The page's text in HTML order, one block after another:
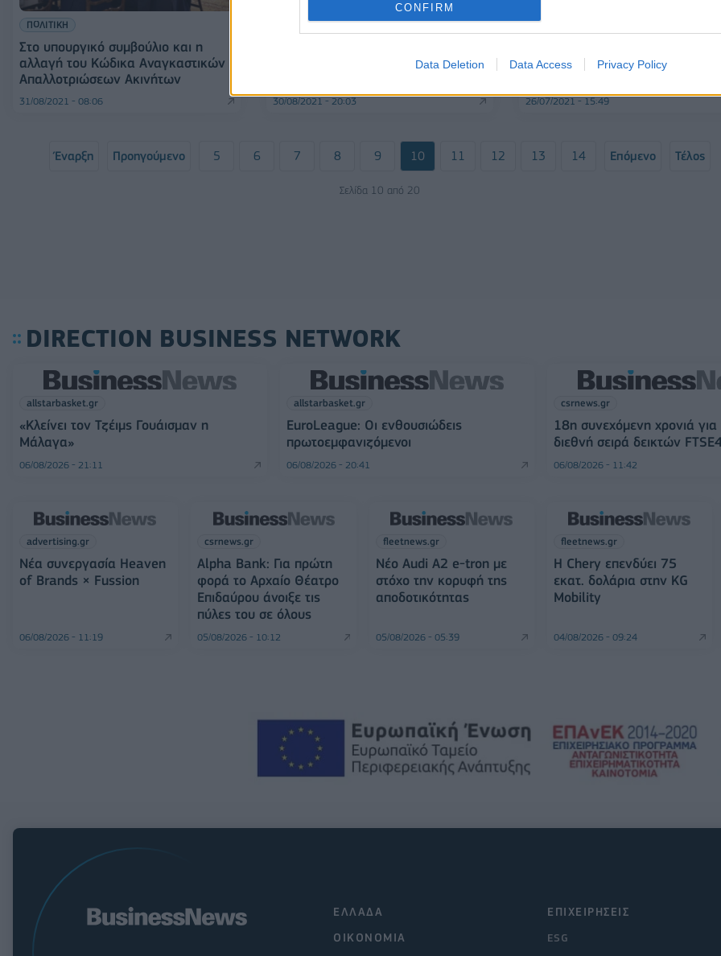
CONFIRM
Data Deletion Data Access Privacy Policy
ΠΟΛΙΤΙΚΗ
Στο υπουργικό συμβούλιο και η
αλλαγή του Κώδικα Αναγκαστικών
Απαλλοτριώσεων Ακινήτων
31/08/2021 - 08:06
Συνεδριάζει αύριο το Υπουργικό
30/08/2021 - 20:03
Αναλυτικά όλες οι παρεμβάσεις
συμβούλιο
26/07/2021 - 15:49
Έναρξη Προηγούμενο 5 6 7 8 9 10 11 12 13 14 Επόμενο Τέλος
Σελίδα 10 από 20
DIRECTION BUSINESS NETWORK
allstarbasket.gr
«Κλείνει τον Τζέιμς Γουάισμαν η
Μάλαγα»
06/08/2026 - 21:11
allstarbasket.gr
EuroLeague: Οι ενθουσιώδεις
πρωτοεμφανιζόμενοι
06/08/2026 - 20:41
csrnews.gr
18η συνεχόμενη χρονιά
διεθνή σειρά δεικτών
06/08/2026 - 11:42
advertising.gr
Νέα συνεργασία Heaven
of Brands × Fussion
06/08/2026 - 11:19
csrnews.gr
Alpha Bank: Για πρώτη
φορά το Αρχαίο Θέατρο
Επιδαύρου άνοιξε τις
πύλες του σε όλους
05/08/2026 - 10:12
fleetnews.gr
Νέο Audi A2 e-tron με
στόχο την κορυφή της
αποδοτικότητας
05/08/2026 - 05:39
fleetnews.gr
Η Chery επενδύει 75
εκατ. δολάρια στην KG
Mobility
04/08/2026 - 09:24
ΕΠΙΧΕΙΡΗΣΕΙΣ
ESG
ΕΛΛΑΔΑ
ΟΙΚΟΝΟΜΙΑ